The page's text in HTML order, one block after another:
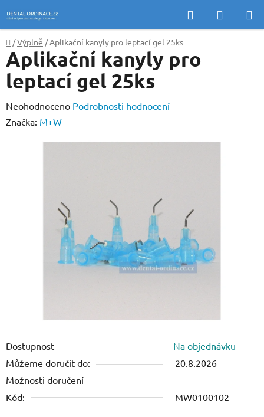
na
obsah
Hledat
KOŠÍK
Domů
/Výplně /Aplikační kanyly pro leptací gel 25ks
Dostupnost
Na objednávku
Můžeme doručit do:
20.8.2026
Možnosti doručení
Kód:
MW0100102
Aplikační kanyly pro
leptací gel 25ks
Průměrné
hodnocení
Neohodnoceno Podrobnosti hodnocení
Značka: M+W